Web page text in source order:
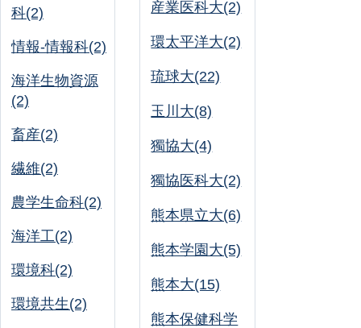
科(2)
情報-情報科(2)
海洋生物資源
(2)
畜産(2)
繊維(2)
農学生命科(2)
海洋工(2)
環境科(2)
環境共生(2)
産業医科大(2)
環太平洋大(2)
琉球大(22)
玉川大(8)
獨協大(4)
獨協医科大(2)
熊本県立大(6)
熊本学園大(5)
熊本大(15)
熊本保健科学